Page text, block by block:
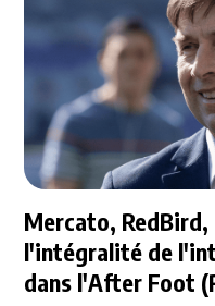
Mercato,
l'intégralité de
dans l'After Foot